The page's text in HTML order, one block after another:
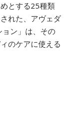
とする25種類
れた、アヴェダ
ン」は、その
のケアに使える